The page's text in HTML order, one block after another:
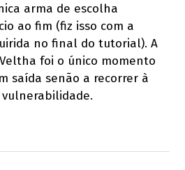
arma de escolha
ao fim (fiz isso com a
no final do tutorial). A
foi o único momento
saída senão a recorrer à